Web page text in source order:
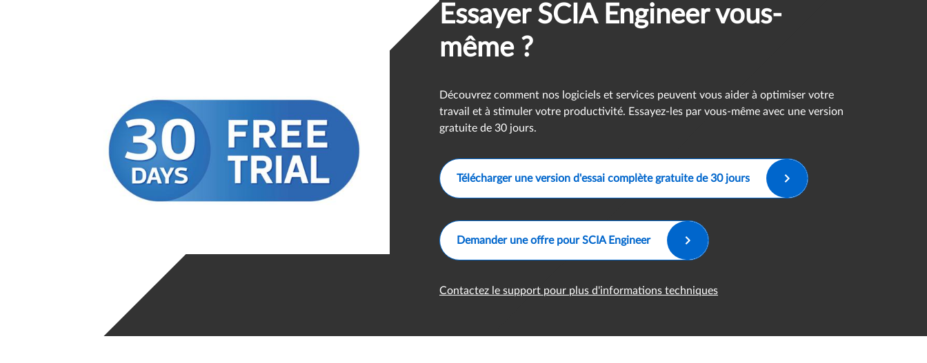
Essayer SCIA Engineer vous-
même ?
Découvrez comment nos logiciels et services peuvent vous aider à optimiser votre
travail et à stimuler votre productivité. Essayez-les par vous-même avec une version
gratuite de 30 jours.
Télécharger une version d'essai complète gratuite de 30 jours
Demander une offre pour SCIA Engineer
Contactez le support pour plus d'informations techniques